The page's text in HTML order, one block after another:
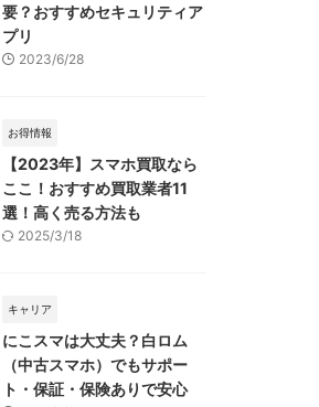
要？おすすめセキュリティア
プリ
2023/6/28
お得情報
【2023年】スマホ買取なら
ここ！おすすめ買取業者11
選！高く売る方法も
2025/3/18
キャリア
にこスマは大丈夫？白ロム
（中古スマホ）でもサポー
ト・保証・保険ありで安心